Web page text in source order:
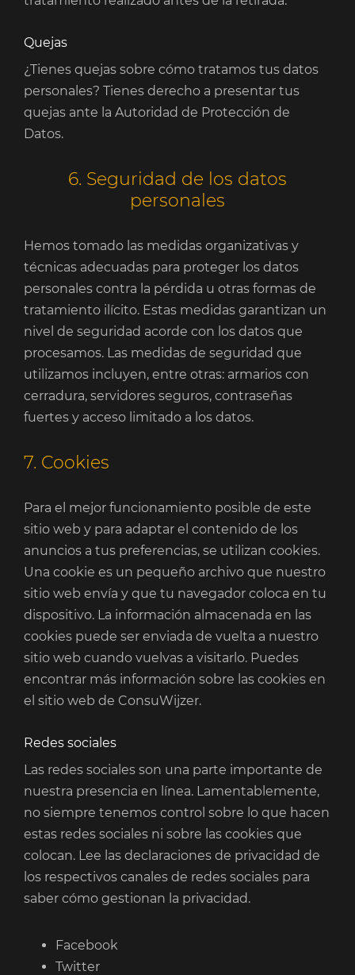
Quejas
¿Tienes quejas sobre cómo tratamos tus datos
personales? Tienes derecho a presentar tus
quejas ante la Autoridad de Protección de
Datos.
6. Seguridad de los datos
personales
Hemos tomado las medidas organizativas y
técnicas adecuadas para proteger los datos
personales contra la pérdida u otras formas de
tratamiento ilícito. Estas medidas garantizan un
nivel de seguridad acorde con los datos que
procesamos. Las medidas de seguridad que
utilizamos incluyen, entre otras: armarios con
cerradura, servidores seguros, contraseñas
fuertes y acceso limitado a los datos.
7. Cookies
Para el mejor funcionamiento posible de este
sitio web y para adaptar el contenido de los
anuncios a tus preferencias, se utilizan cookies.
Una cookie es un pequeño archivo que nuestro
sitio web envía y que tu navegador coloca en tu
dispositivo. La información almacenada en las
cookies puede ser enviada de vuelta a nuestro
sitio web cuando vuelvas a visitarlo. Puedes
encontrar más información sobre las cookies en
el sitio web de ConsuWijzer.
Redes sociales
Las redes sociales son una parte importante de
nuestra presencia en línea. Lamentablemente,
no siempre tenemos control sobre lo que hacen
estas redes sociales ni sobre las cookies que
colocan. Lee las declaraciones de privacidad de
los respectivos canales de redes sociales para
saber cómo gestionan la privacidad.
Facebook
Twitter